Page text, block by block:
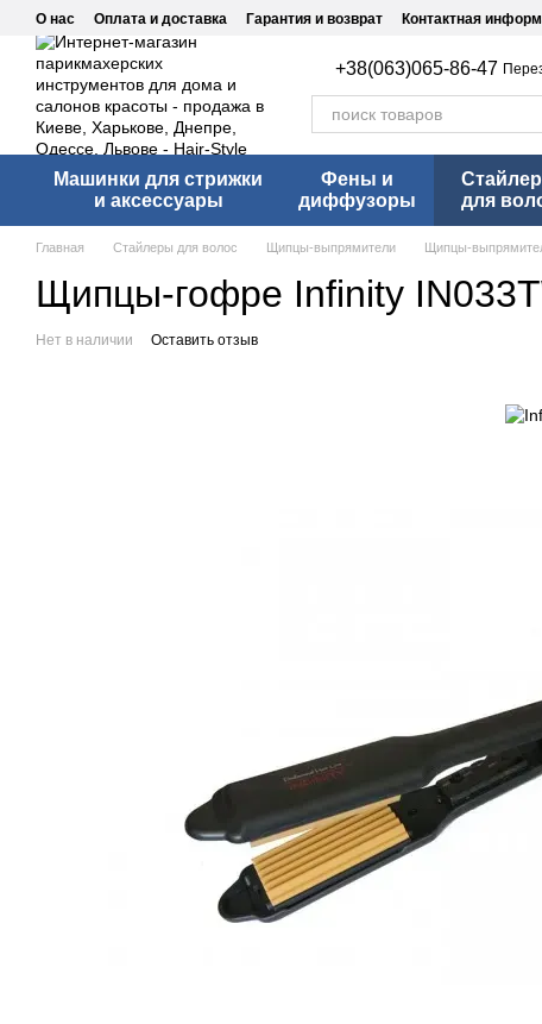
Перейти к основному контенту
О нас Оплата и доставка Гарантия и возврат Контактная
+38(063)065-86-47
Машинки для стрижки
и аксессуары
Фены и
диффузоры
для
Главная Стайлеры для волос Щипцы-выпрямители Щипцы-
Щипцы-гофре Infinity
Нет в наличии Оставить отзыв